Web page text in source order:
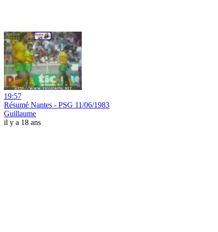
19:57
Résumé Nantes - PSG 11/06/1983
Guillaume
il y a 18 ans